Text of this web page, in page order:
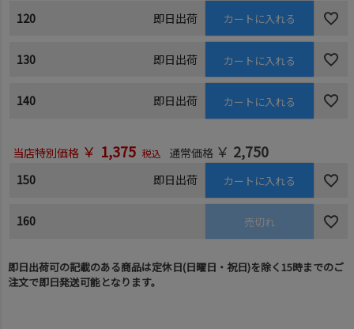
120 即日出荷 カートに入れる
130 即日出荷 カートに入れる
140 即日出荷 カートに入れる
当店特別価格 ￥ 1,375 税込 通常価格 ￥ 2,750
150 即日出荷 カートに入れる
160 売切れ
即日出荷可の記載のある商品は定休日(日曜日・祝日)を除く15時までのご
注文で即日発送可能となります。